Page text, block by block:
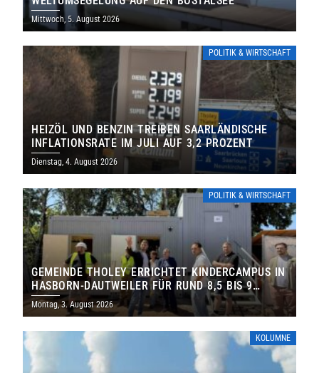
Mittwoch, 5. August 2026
POLITIK & WIRTSCHAFT
HEIZÖL UND BENZIN TREIBEN SAARLÄNDISCHE
INFLATIONSRATE IM JULI AUF 3,2 PROZENT
Dienstag, 4. August 2026
POLITIK & WIRTSCHAFT
GEMEINDE THOLEY ERRICHTET KINDERCAMPUS IN
HASBORN-DAUTWEILER FÜR RUND 8,5 BIS 9
MILLIONEN EURO
Montag, 3. August 2026
KOLUMNE